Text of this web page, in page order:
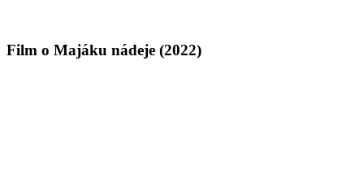
Film o Majáku nádeje (2022)